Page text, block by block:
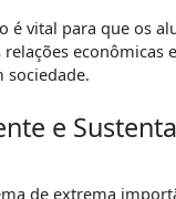
é vital para que os
econômicas
sociedade.
e
de extrema